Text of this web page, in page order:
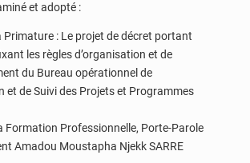
et adopté :
Primature : Le projet de décret portant
les règles d’organisation et de
du Bureau opérationnel de
et de Suivi des Projets et Programmes
Formation Professionnelle, Porte-Parole
Amadou Moustapha Njekk SARRE